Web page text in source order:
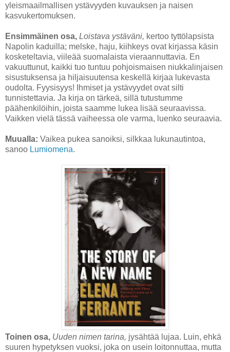
yleismaailmallisen ystävyyden kuvauksen ja naisen
kasvukertomuksen.
Ensimmäinen osa, Loistava ystäväni, kertoo tyttölapsista
Napolin kaduilla; melske, haju, kiihkeys ovat kirjassa käsin
kosketeltavia, viileää suomalaista vieraannuttavia. En
vakuuttunut, kaikki tuo tuntuu pohjoismaisen niukkalinjaisen
sisustuksensa ja hiljaisuutensa keskellä kirjaa lukevasta
oudolta. Fyysisyys! Ihmiset ja ystävyydet ovat silti
tunnistettavia. Ja kirja on tärkeä, sillä tutustumme
päähenkilöihin, joista saamme lukea lisää seuraavissa.
Vaikken vielä tässä vaiheessa ole varma, luenko seuraavia.
Muualla: Vaikea pukea sanoiksi, silkkaa lukunautintoa,
sanoo Lumiomena.
Toinen osa, Uuden nimen tarina, jysähtää lujaa. Luin, ehkä
suuren hypetyksen vuoksi, joka on usein loitonnuttaa, mutta